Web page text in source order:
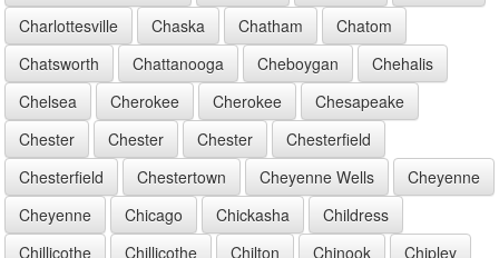
Charlottesville
Chaska Chatham
Chatom
Chatsworth
Chattanooga Cheboygan
Chehalis
Chelsea
Cherokee Cherokee
Chesapeake
Chester
Chester Chester
Chesterfield
Chesterfield
Chestertown Cheyenne Wells
Cheyenne
Cheyenne
Chicago Chickasha
Childress
Chillicothe
Chillicothe Chilton Chinook
Chipley